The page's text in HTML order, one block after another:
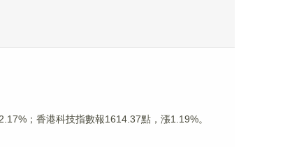
；香港科技指數報1614.37點，漲1.19%。